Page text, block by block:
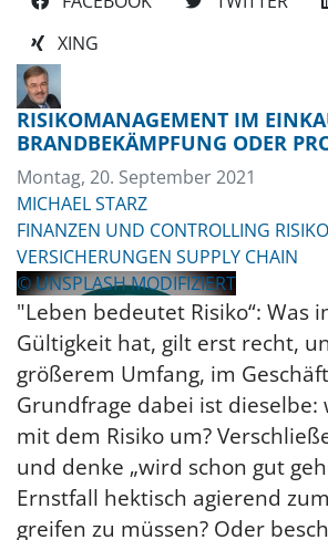
XING
RISIKOMANAGEMENT IM
BRANDBEKÄMPFUNG ODER
Montag, 20. September 2021
MICHAEL STARZ
FINANZEN UND CONTROLLING
VERSICHERUNGEN SUPPLY CHAIN
© UNSPLASH MODIFIZIERT
"Leben bedeutet Risiko“: Was
Gültigkeit hat, gilt erst recht,
größerem Umfang, im
Grundfrage dabei ist dieselbe:
mit dem Risiko um?
und denke „wird schon gut
Ernstfall hektisch agierend
greifen zu müssen? Oder